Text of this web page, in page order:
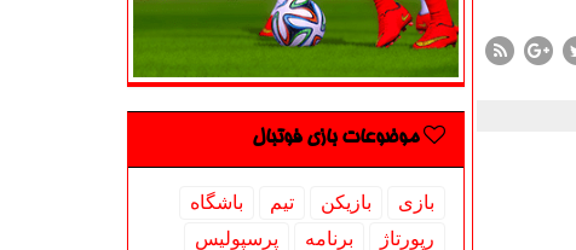
موضوعات بازی فوتبال
بازی بازیكن تیم
باشگاه
رپورتاژ
برنامه
پرسپولیس